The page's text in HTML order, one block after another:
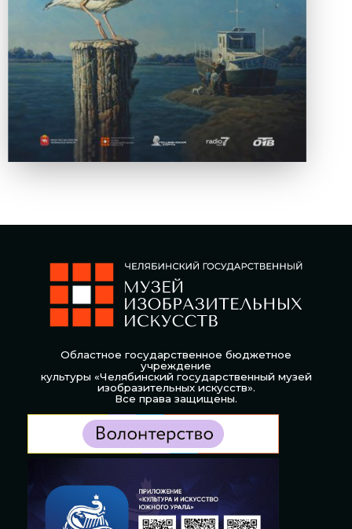
Областное государственное бюджетное
учреждение
культуры «Челябинский государственный музей
изобразительных искусств».
Все права защищены.